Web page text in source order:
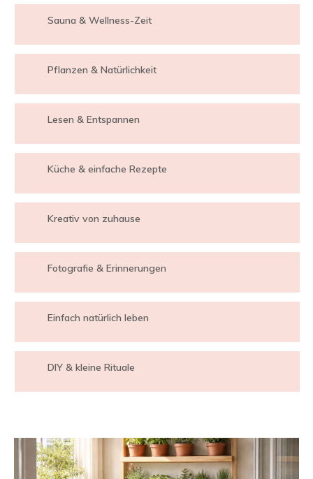
Sauna & Wellness-Zeit
Pflanzen & Natürlichkeit
Lesen & Entspannen
Küche & einfache Rezepte
Kreativ von zuhause
Fotografie & Erinnerungen
Einfach natürlich leben
DIY & kleine Rituale